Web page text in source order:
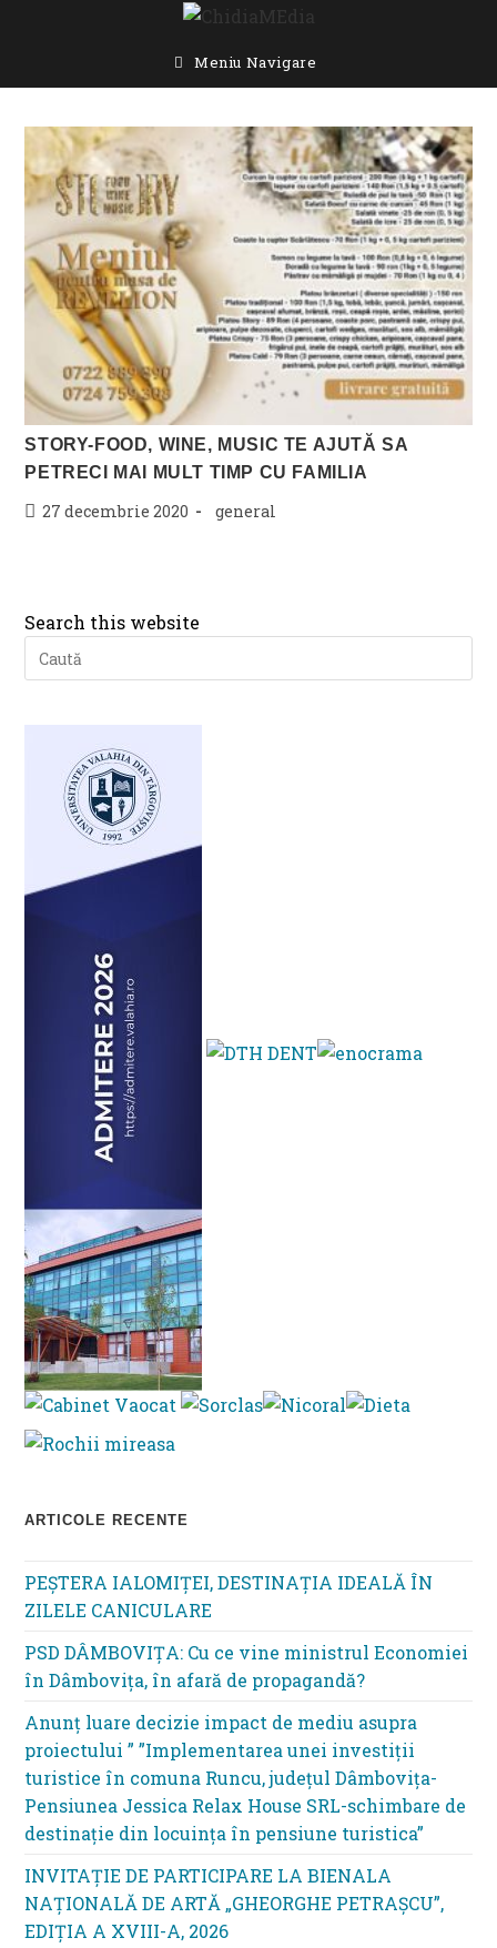
Meniu Navigare
STORY-FOOD, WINE, MUSIC TE AJUTĂ SA
PETRECI MAI MULT TIMP CU FAMILIA
Post27 decembrie 2020
Post
general
Search this website
ARTICOLE RECENTE
PEȘTERA IALOMIȚEI, DESTINAȚIA IDEALĂ ÎN
ZILELE CANICULARE
PSD DÂMBOVIȚA: Cu ce vine ministrul Economiei
în Dâmbovița, în afară de propagandă?
Anunț luare decizie impact de mediu asupra
proiectului ” ”Implementarea unei investiții
turistice în comuna Runcu, județul Dâmbovița-
Pensiunea Jessica Relax House SRL-schimbare de
destinație din locuința în pensiune turistica”
INVITAȚIE DE PARTICIPARE LA BIENALA
NAȚIONALĂ DE ARTĂ „GHEORGHE PETRAȘCU”,
EDIŢIA A XVIII-A, 2026